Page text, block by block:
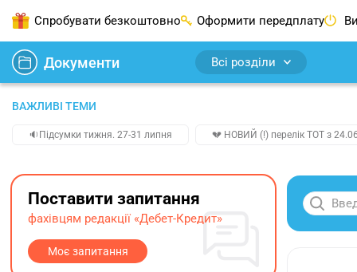
Спробувати безкоштовно Оформити передплату
Документи Всі розділи
ВАЖЛИВІ ТЕМИ
🔉Підсумки тижня. 27-31 липня 💔 НОВИЙ (!) перелік ТОТ з
Поставити запитання
фахівцям редакції «Дебет-Кредит»
Моє запитання